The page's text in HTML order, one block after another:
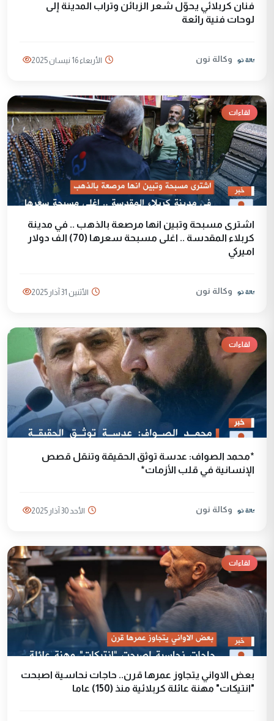
فنان كربلائي يحوّل شعر الزبائن وتراب المدينة إلى
لوحات فنية رائعة
وكالة نون الأربعاء 16 نيسان 2025
لقاءات
اشترى مسبحة وتبين انها مرصعة بالذهب .. في مدينة
كربلاء المقدسة .. اغلى مسبحة سعرها (70) الف دولار
اميركي
وكالة نون الأثنين 31 آذار 2025
لقاءات
*محمد الصواف: عدسة توثق الحقيقة وتنقل قصص
الإنسانية في قلب الأزمات*
وكالة نون الأحد 30 آذار 2025
لقاءات
بعض الاواني يتجاوز عمرها قرن.. حاجات نحاسية اصبحت
"انتيكات" مهنة عائلة كربلائية منذ (150) عاما